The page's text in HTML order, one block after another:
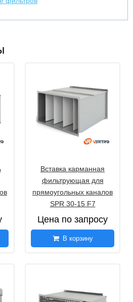
Вставка карманная
фильтрующая для
прямоугольных каналов
SPR 30-15 F7
Цена по запросу
В корзину